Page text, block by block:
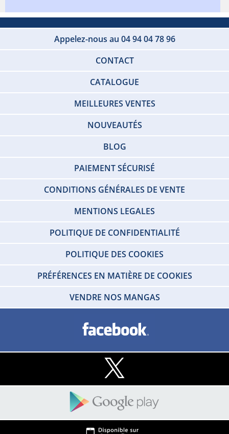
Appelez-nous au 04 94 04 78 96
CONTACT
CATALOGUE
MEILLEURES VENTES
NOUVEAUTÉS
BLOG
PAIEMENT SÉCURISÉ
CONDITIONS GÉNÉRALES DE VENTE
MENTIONS LEGALES
POLITIQUE DE CONFIDENTIALITÉ
POLITIQUE DES COOKIES
PRÉFÉRENCES EN MATIÈRE DE COOKIES
VENDRE NOS MANGAS